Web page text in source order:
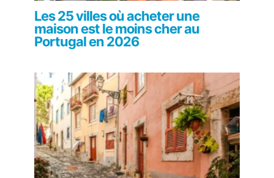
Les 25 villes où acheter une
maison est le moins cher au
Portugal en 2026